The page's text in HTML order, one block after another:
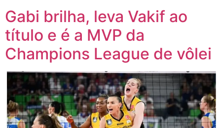
Gabi brilha, leva Vakif ao
título e é a MVP da
Champions League de vôlei